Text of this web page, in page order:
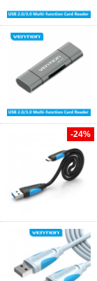
-24%